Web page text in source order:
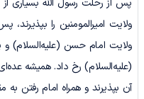
ولایت امیرالمومنین را
ولایت امام حسن (علیه‌السلام)
(علیه‌السلام) رخ داد. همیشه
آن بپذیرند و همراه امام رفتن